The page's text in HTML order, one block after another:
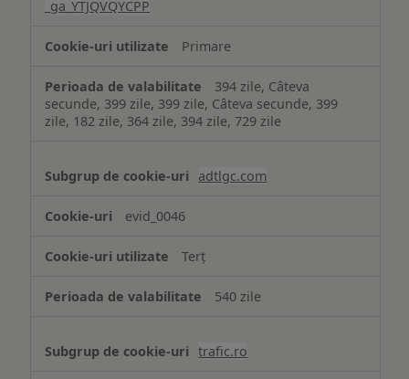
_ga_YTJQVQYCPP
Primare
394 zile, Câteva
secunde, 399 zile, 399 zile, Câteva secunde, 399
zile, 182 zile, 364 zile, 394 zile, 729 zile
adtlgc.com
evid_0046
Terț
540 zile
trafic.ro